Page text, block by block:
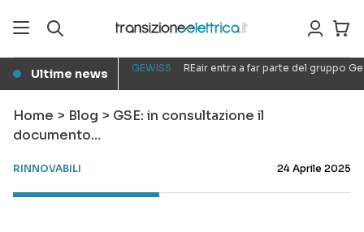
● Ultime news GEWISS REair entra a far parte del gruppo
Home > Blog > GSE: in consultazione il
documento…
RINNOVABILI 24 Aprile 2025